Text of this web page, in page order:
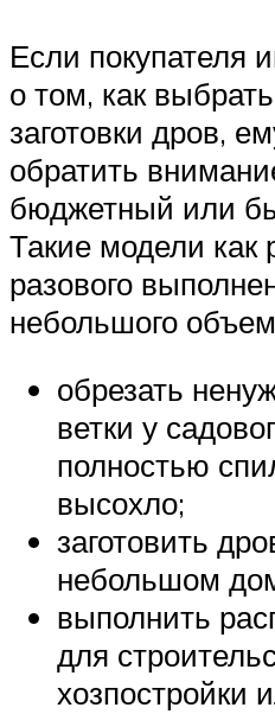
Если покупателя
о том, как
заготовки дров,
обратить
бюджетный или
Такие модели как
разового
небольшого
обрезать
ветки у
полностью
высохло;
заготовить
небольшом
выполнить
для
хозпостройки